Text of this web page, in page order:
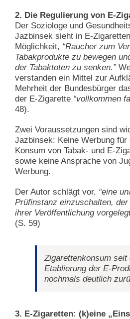
2. Die Regulierung von E-
Der Soziologe und
Jazbinsek sieht in E-
Möglichkeit, “Raucher zum
Tabakprodukte zu bewegen
der Tabaktoten zu senken.”
verstanden ein Mittel zur
Mehrheit der Bundesbürger
der E-Zigarette “vollkommen
48).
Zwei Voraussetzungen sind
Jazbinsek: Keine Werbung für
Konsum von Tabak- und E-
sowie keine Ansprache von
Werbung.
Der Autor schlägt vor, “eine
Prüfinstanz einzuschalten,
ihrer Veröffentlichung
(S. 59)
Zigarettenkonsum seit
Etablierung der E-
nochmals deutlich
3. E-Zigaretten: (k)eine